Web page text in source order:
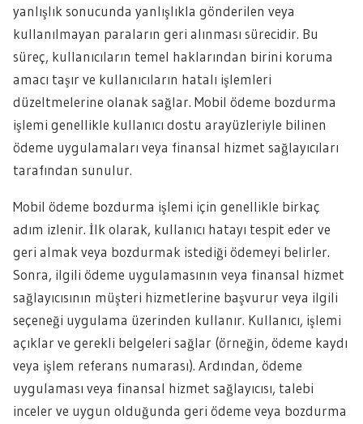
yanlışlık sonucunda yanlışlıkla gönderilen veya
kullanılmayan paraların geri alınması sürecidir. Bu
süreç, kullanıcıların temel haklarından birini koruma
amacı taşır ve kullanıcıların hatalı işlemleri
düzeltmelerine olanak sağlar. Mobil ödeme bozdurma
işlemi genellikle kullanıcı dostu arayüzleriyle bilinen
ödeme uygulamaları veya finansal hizmet sağlayıcıları
tarafından sunulur.
Mobil ödeme bozdurma işlemi için genellikle birkaç
adım izlenir. İlk olarak, kullanıcı hatayı tespit eder ve
geri almak veya bozdurmak istediği ödemeyi belirler.
Sonra, ilgili ödeme uygulamasının veya finansal hizmet
sağlayıcısının müşteri hizmetlerine başvurur veya ilgili
seçeneği uygulama üzerinden kullanır. Kullanıcı, işlemi
açıklar ve gerekli belgeleri sağlar (örneğin, ödeme kaydı
veya işlem referans numarası). Ardından, ödeme
uygulaması veya finansal hizmet sağlayıcısı, talebi
inceler ve uygun olduğunda geri ödeme veya bozdurma